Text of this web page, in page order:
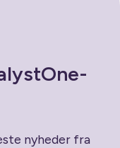
nyheder fra